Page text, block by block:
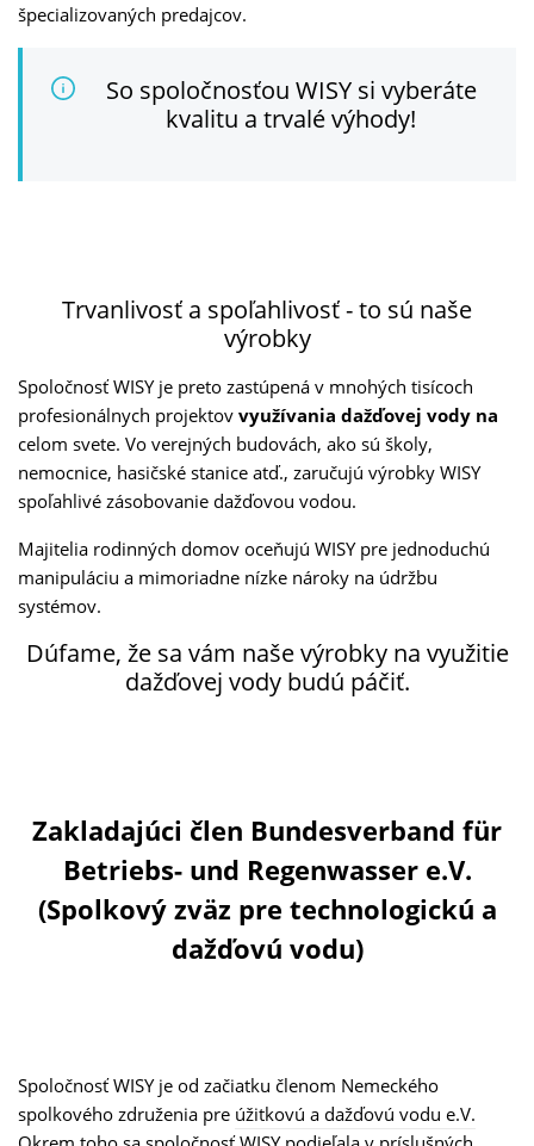
špecializovaných predajcov.
So spoločnosťou WISY si vyberáte
kvalitu a trvalé výhody!
Trvanlivosť a spoľahlivosť - to sú naše
výrobky
Spoločnosť WISY je preto zastúpená v mnohých tisícoch
profesionálnych projektov využívania dažďovej vody na
celom svete. Vo verejných budovách, ako sú školy,
nemocnice, hasičské stanice atď., zaručujú výrobky WISY
spoľahlivé zásobovanie dažďovou vodou.
Majitelia rodinných domov oceňujú WISY pre jednoduchú
manipuláciu a mimoriadne nízke nároky na údržbu
systémov.
Dúfame, že sa vám naše výrobky na využitie
dažďovej vody budú páčiť.
Zakladajúci člen Bundesverband für
Betriebs- und Regenwasser e.V.
(Spolkový zväz pre technologickú a
dažďovú vodu)
Spoločnosť WISY je od začiatku členom Nemeckého
spolkového združenia pre úžitkovú a dažďovú vodu e.V.